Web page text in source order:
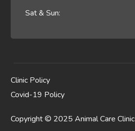
Sat & Sun:
Clinic Policy
Covid-19 Policy
Copyright © 2025 Animal Care Clinic